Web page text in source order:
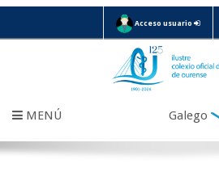
Acceso usuario
MENÚ Galego